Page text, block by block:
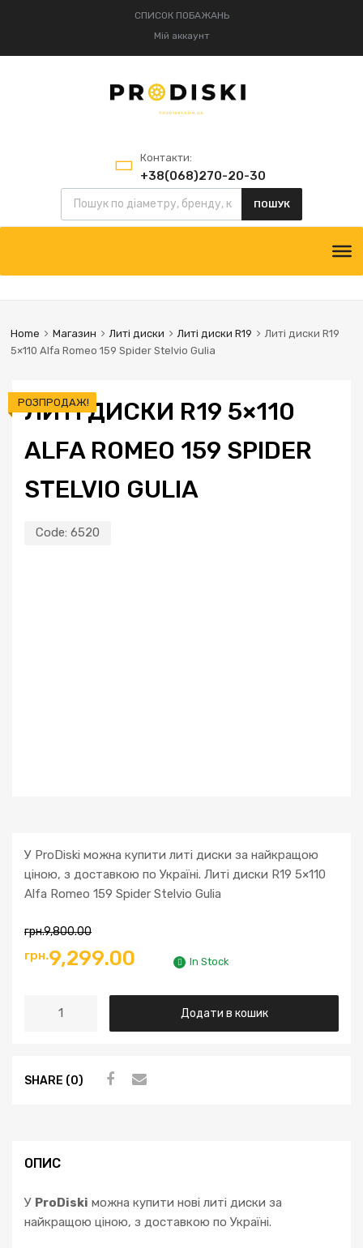
СПИСОК ПОБАЖАНЬ
Мій аккаунт
Контакти:
+38(068)270-20-30
+38(095)834-52-75
ПОШУК
Home Магазин Литі диски Литі диски R19
Литі диски R19
5×110 Alfa Romeo 159 Spider Stelvio Gulia
ЛИТІ ДИСКИ R19 5×110
ALFA ROMEO 159 SPIDER
STELVIO GULIA
Code: 6520
РОЗПРОДАЖ!
У ProDiski можна купити литі диски за найкращою
ціною, з доставкою по Україні. Литі диски R19 5×110
Alfa Romeo 159 Spider Stelvio Gulia
грн.9,800.00
грн.9,299.00 In Stock
Додати в кошик
SHARE (0)
ОПИС
У ProDiski можна купити нові литі диски за
найкращою ціною, з доставкою по Україні.